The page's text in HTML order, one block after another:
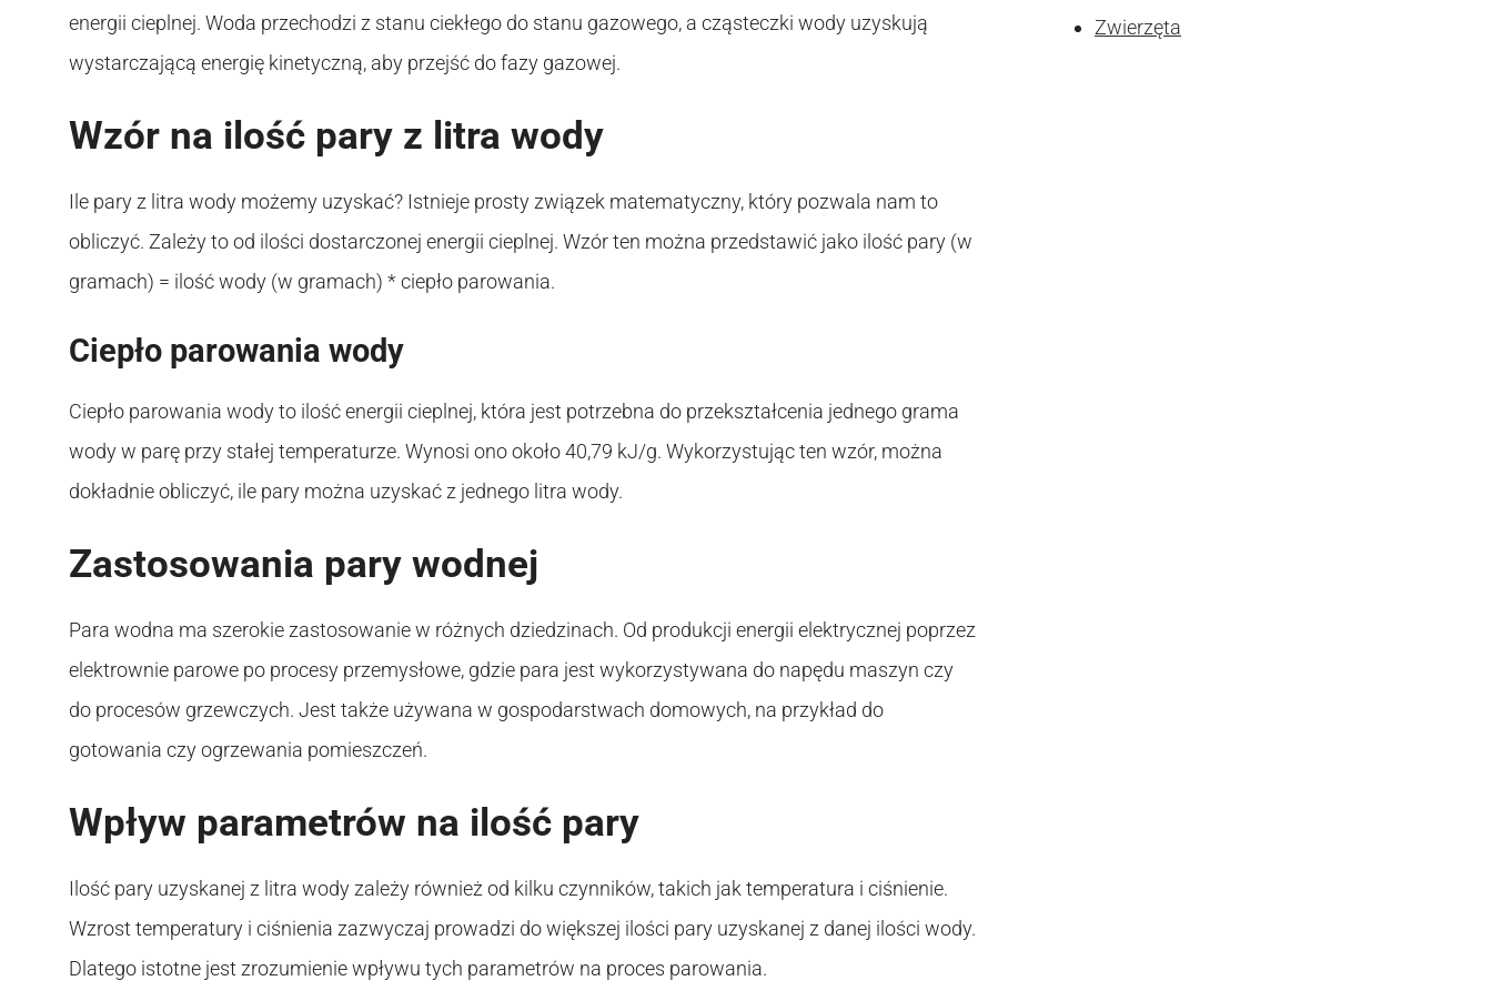
energii cieplnej. Woda przechodzi z stanu ciekłego do stanu gazowego, a cząsteczki wody uzyskują
wystarczającą energię kinetyczną, aby przejść do fazy gazowej.
Wzór na ilość pary z litra wody
Ile pary z litra wody możemy uzyskać? Istnieje prosty związek matematyczny, który pozwala nam to
obliczyć. Zależy to od ilości dostarczonej energii cieplnej. Wzór ten można przedstawić jako ilość pary (w
gramach) = ilość wody (w gramach) * ciepło parowania.
Ciepło parowania wody
Ciepło parowania wody to ilość energii cieplnej, która jest potrzebna do przekształcenia jednego grama
wody w parę przy stałej temperaturze. Wynosi ono około 40,79 kJ/g. Wykorzystując ten wzór, można
dokładnie obliczyć, ile pary można uzyskać z jednego litra wody.
Zastosowania pary wodnej
Para wodna ma szerokie zastosowanie w różnych dziedzinach. Od produkcji energii elektrycznej poprzez
elektrownie parowe po procesy przemysłowe, gdzie para jest wykorzystywana do napędu maszyn czy
do procesów grzewczych. Jest także używana w gospodarstwach domowych, na przykład do
gotowania czy ogrzewania pomieszczeń.
Wpływ parametrów na ilość pary
Ilość pary uzyskanej z litra wody zależy również od kilku czynników, takich jak temperatura i ciśnienie.
Wzrost temperatury i ciśnienia zazwyczaj prowadzi do większej ilości pary uzyskanej z danej ilości wody.
Dlatego istotne jest zrozumienie wpływu tych parametrów na proces parowania.
Zwierzęta